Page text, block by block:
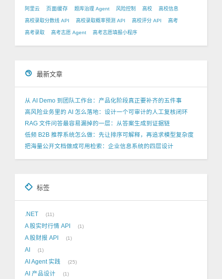
阿里云 页面缓存 题库治理 Agent 风险控制 高校 高校信息
高校录取分数线 API 高校录取概率预测 API 高校评分 API 高考
高考录取 高考志愿 Agent 高考志愿填报小程序
最新文章
从 AI Demo 到团队工作台：产品化阶段真正要补齐的五件事
高风险业务里的 AI 怎么落地：设计一个可审计的人工复核闭环
RAG 文件问答最容易漏掉的一层：从答案生成到证据链
低频 B2B 推荐系统怎么做：先让排序可解释，再追求模型复杂度
把海量公开文档做成可用检索：企业信息系统的四层设计
标签
.NET 11
A 股实时行情 API 1
A 股财报 API 1
AI 1
AI Agent 实践 25
AI 产品设计 1